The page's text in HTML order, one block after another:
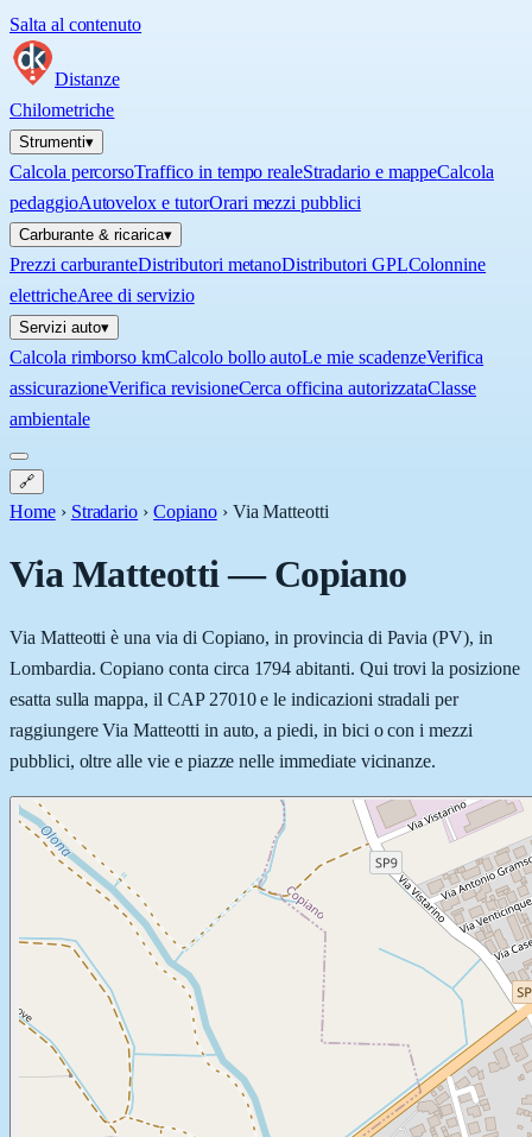
Salta al contenuto
Distanze
Chilometriche
Strumenti▾
Calcola percorsoTraffico in tempo realeStradario e mappeCalcola
pedaggioAutovelox e tutorOrari mezzi pubblici
Carburante & ricarica▾
Prezzi carburanteDistributori metanoDistributori GPLColonnine
elettricheAree di servizio
Servizi auto▾
Calcola rimborso kmCalcolo bollo autoLe mie scadenzeVerifica
assicurazioneVerifica revisioneCerca officina autorizzataClasse
ambientale
🔗
Home › Stradario › Copiano › Via Matteotti
Via Matteotti—Copiano
Via Matteotti è una via di Copiano, in provincia di Pavia (PV), in
Lombardia. Copiano conta circa 1794 abitanti. Qui trovi la posizione
esatta sulla mappa, il CAP 27010 e le indicazioni stradali per
raggiungere Via Matteotti in auto, a piedi, in bici o con i mezzi
pubblici, oltre alle vie e piazze nelle immediate vicinanze.